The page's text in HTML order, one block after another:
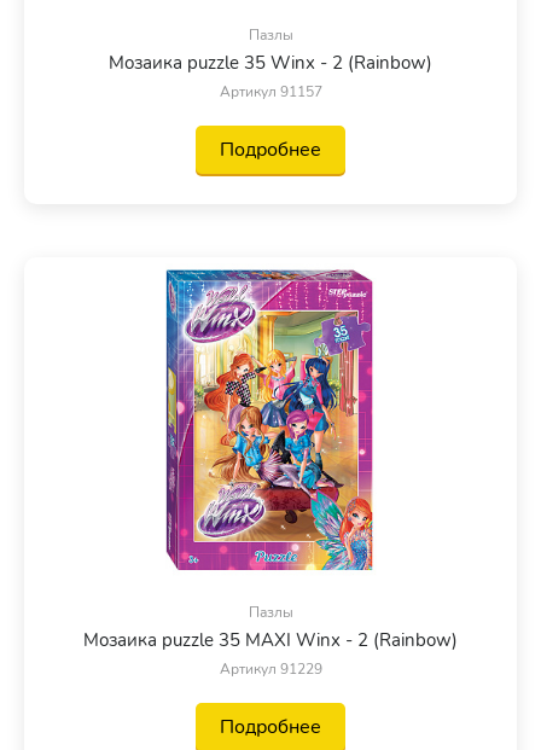
Пазлы
Мозаика puzzle 35 Winx - 2 (Rainbow)
Артикул 91157
Подробнее
Пазлы
Мозаика puzzle 35 MAXI Winx - 2 (Rainbow)
Артикул 91229
Подробнее